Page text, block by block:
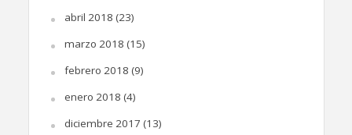
abril 2018 (23)
marzo 2018 (15)
febrero 2018 (9)
enero 2018 (4)
diciembre 2017 (13)